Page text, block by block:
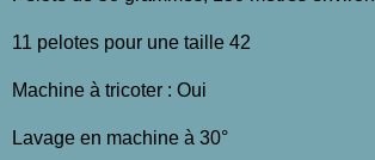
11 pelotes pour une taille 42
Machine à tricoter : Oui
Lavage en machine à 30°